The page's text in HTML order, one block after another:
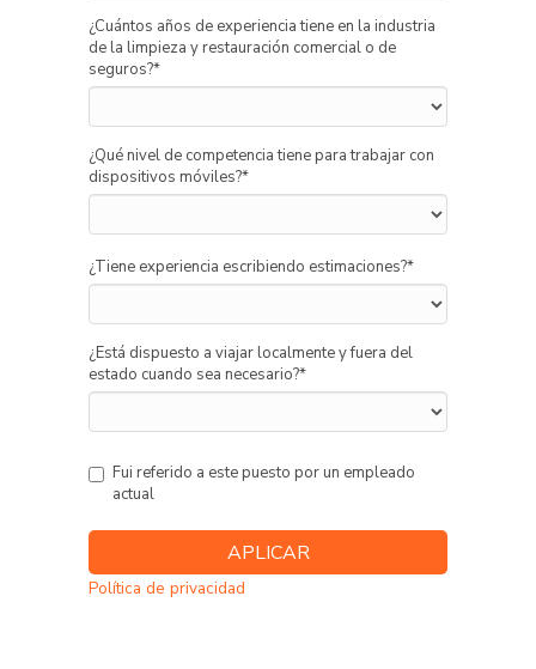
¿Cuántos años de experiencia tiene en la industria
de la limpieza y restauración comercial o de
seguros?*
¿Qué nivel de competencia tiene para trabajar con
dispositivos móviles?*
¿Tiene experiencia escribiendo estimaciones?*
¿Está dispuesto a viajar localmente y fuera del
estado cuando sea necesario?*
Fui referido a este puesto por un empleado
actual
Política de privacidad